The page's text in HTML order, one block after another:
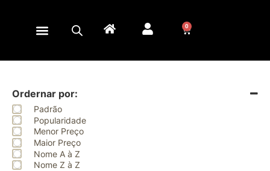
0
Ordernar por:
Padrão
Popularidade
Menor Preço
Maior Preço
Nome A à Z
Nome Z à Z